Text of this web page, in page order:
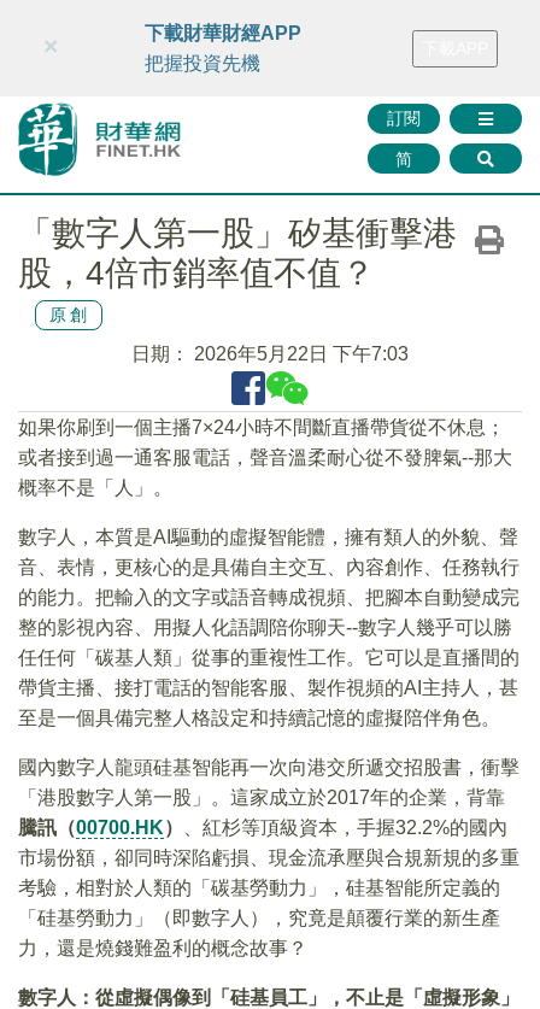
財華智庫網 FINTV FINMETA 財華證券 媒體矩陣
訂閱
简
×
下載財華財經APP
把握投資先機
「數字人第一股」矽基衝擊港
股，4倍市銷率值不值？
原創
日期： 2026年5月22日 下午7:03
如果你刷到一個主播7×24小時不間斷直播帶貨從不休息；
或者接到過一通客服電話，聲音溫柔耐心從不發脾氣--那大
概率不是「人」。
數字人，本質是AI驅動的虛擬智能體，擁有類人的外貌、聲
音、表情，更核心的是具備自主交互、內容創作、任務執行
的能力。把輸入的文字或語音轉成視頻、把腳本自動變成完
整的影視內容、用擬人化語調陪你聊天--數字人幾乎可以勝
任任何「碳基人類」從事的重複性工作。它可以是直播間的
帶貨主播、接打電話的智能客服、製作視頻的AI主持人，甚
至是一個具備完整人格設定和持續記憶的虛擬陪伴角色。
國內數字人龍頭硅基智能再一次向港交所遞交招股書，衝擊
「港股數字人第一股」。這家成立於2017年的企業，背靠
騰訊（00700.HK）
、紅杉等頂級資本，手握32.2%的國內
市場份額，卻同時深陷虧損、現金流承壓與合規新規的多重
考驗，相對於人類的「碳基勞動力」，硅基智能所定義的
「硅基勞動力」（即數字人），究竟是顛覆行業的新生產
力，還是燒錢難盈利的概念故事？
數字人：從虛擬偶像到「硅基員工」，不止是「虛擬形象」